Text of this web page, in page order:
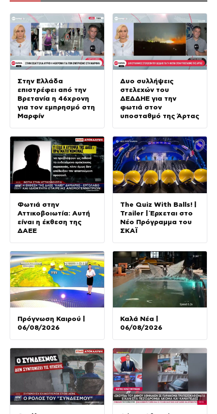
Στην Ελλάδα
επιστρέφει από την
Βρετανία η 46χρονη
για τον εμπρησμό στη
Μαρφίν
Δυο συλλήψεις
στελεχών του
ΔΕΔΔΗΕ για την
φωτιά στον
υποσταθμό της Άρτας
Φωτιά στην
Αττικοβοιωτία: Αυτή
είναι η έκθεση της
ΔΑΕΕ
The Quiz With Balls! |
Trailer | Έρχεται στο
Νέο Πρόγραμμα του
ΣΚΑΪ
Πρόγνωση Καιρού |
06/08/2026
Καλά Νέα |
06/08/2026